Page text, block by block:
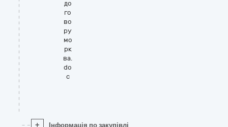
до
го
во
ру
мо
рк
ва.
do
c
+ Інформація по закупівлі